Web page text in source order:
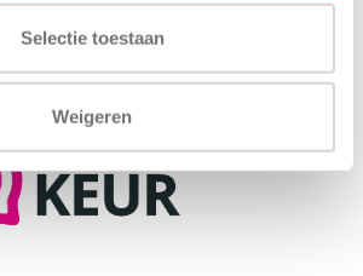
Selectie toestaan
Weigeren